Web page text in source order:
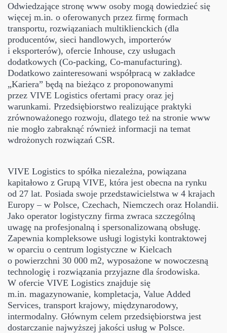
Odwiedzające stronę www osoby mogą dowiedzieć się
więcej m.in. o oferowanych przez firmę formach
transportu, rozwiązaniach multiklienckich (dla
producentów, sieci handlowych, importerów
i eksporterów), ofercie Inhouse, czy usługach
dodatkowych (Co-packing, Co-manufacturing).
Dodatkowo zainteresowani współpracą w zakładce
„Kariera” będą na bieżąco z proponowanymi
przez VIVE Logistics ofertami pracy oraz jej
warunkami. Przedsiębiorstwo realizujące praktyki
zrównoważonego rozwoju, dlatego też na stronie www
nie mogło zabraknąć również informacji na temat
wdrożonych rozwiązań CSR.
VIVE Logistics to spółka niezależna, powiązana
kapitałowo z Grupą VIVE, która jest obecna na rynku
od 27 lat. Posiada swoje przedstawicielstwa w 4 krajach
Europy – w Polsce, Czechach, Niemczech oraz Holandii.
Jako operator logistyczny firma zwraca szczególną
uwagę na profesjonalną i spersonalizowaną obsługę.
Zapewnia kompleksowe usługi logistyki kontraktowej
w oparciu o centrum logistyczne w Kielcach
o powierzchni 30 000 m2, wyposażone w nowoczesną
technologię i rozwiązania przyjazne dla środowiska.
W ofercie VIVE Logistics znajduje się
m.in. magazynowanie, kompletacja, Value Added
Services, transport krajowy, międzynarodowy,
intermodalny. Głównym celem przedsiębiorstwa jest
dostarczanie najwyższej jakości usług w Polsce.